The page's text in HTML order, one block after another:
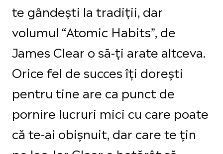
te gândești la tradiții, dar
volumul “Atomic Habits”, de
James Clear o să-ți arate altceva.
Orice fel de succes îți dorești
pentru tine are ca punct de
pornire lucruri mici cu care poate
că te-ai obișnuit, dar care te țin